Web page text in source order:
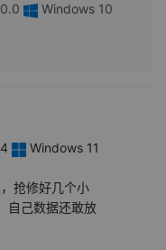
Windows 10
Windows 11
抢修好几个小
自己数据还敢放